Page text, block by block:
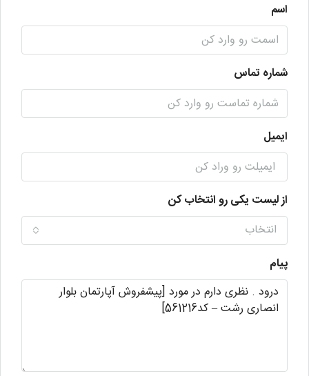
اسم
شماره تماس
ایمیل
از لیست یکی رو انتخاب کن
انتخاب
پیام